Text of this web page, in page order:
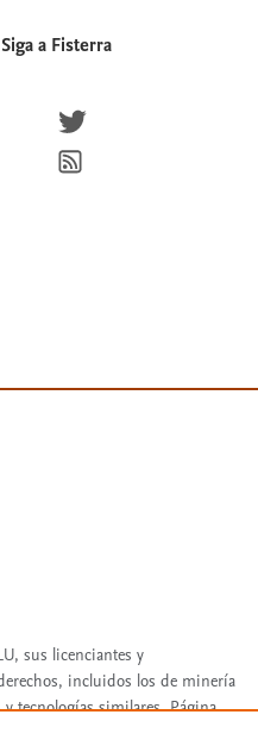
Siga a Fisterra
Síguenos en Twitter
Suscríbete para recibir
sus licenciantes y
incluidos los de minería
tecnologías similares. Página